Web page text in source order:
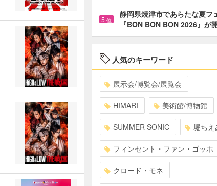
5 位
静岡県焼津市であらたな夏フ
『BON BON BON 2026』が
人気のキーワード
展示会/博覧会/展覧会
HIMARI 美術館/博物館
SUMMER SONIC 堀ちえ
フィンセント・ファン・ゴッホ
クロード・モネ